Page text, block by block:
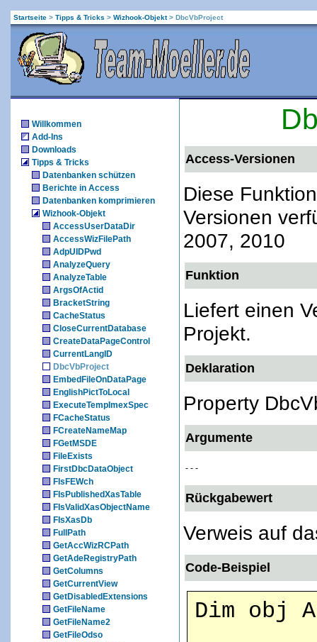
Startseite > Tipps & Tricks > Wizhook-Objekt> DbcVbProject
Willkommen
Add-Ins
Downloads
Tipps & Tricks
Datenbanken schützen
Berichte in Access
Datenbanken komprimieren
Wizhook-Objekt
AccessUserDataDir
AccessWizFilePath
AdpUIDPwd
AnalyzeQuery
AnalyzeTable
ArgsOfActid
BracketString
CacheStatus
CloseCurrentDatabase
CreateDataPageControl
CurrentLangID
DbcVbProject
EmbedFileOnDataPage
EnglishPictToLocal
ExecuteTempImexSpec
FCacheStatus
FCreateNameMap
FGetMSDE
FileExists
FirstDbcDataObject
FIsFEWch
FIsPublishedXasTable
FIsValidXasObjectName
FIsXasDb
FullPath
GetAccWizRCPath
GetAdeRegistryPath
GetColumns
GetCurrentView
GetDisabledExtensions
GetFileName
GetFileName2
GetFileOdso
Access-Versionen
Diese
Versionen
2007, 2010
Funktion
Liefert einen
Projekt.
Deklaration
Property
Argumente
- - -
Rückgabewert
Verweis auf
Code-Beispiel
Dim obj